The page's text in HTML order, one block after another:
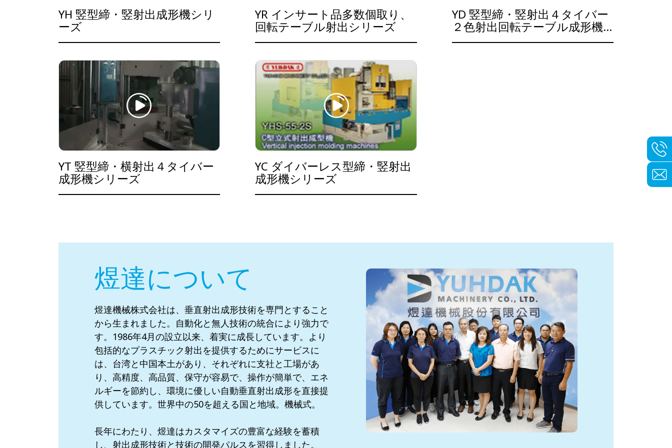
YH 竪型締・竪射出成形機シリ
ーズ
YR インサート品多数個取り、
回転テーブル射出シリーズ
YD 竪型締・竪射出４タイバー
２色射出回転テーブル成形機
シリーズ
YT 竪型締・横射出４タイバー
成形機シリーズ
YC ダイバーレス型締・竪射出
成形機シリーズ
煜達について
煜達機械株式会社は、垂直射出成形技術を専門とすること
から生まれました。自動化と無人技術の統合により強力で
す。1986年4月の設立以来、着実に成長しています。より
包括的なプラスチック射出を提供するためにサービスに
は、台湾と中国本土があり、それぞれに支社と工場があ
り、高精度、高品質、保守が容易で、操作が簡単で、エネ
ルギーを節約し、環境に優しい自動垂直射出成形を直接提
供しています。世界中の50を超える国と地域。機械式。
長年にわたり、煜達はカスタマイズの豊富な経験を蓄積
し、射出成形技術と技術の開発パルスを習得しました。